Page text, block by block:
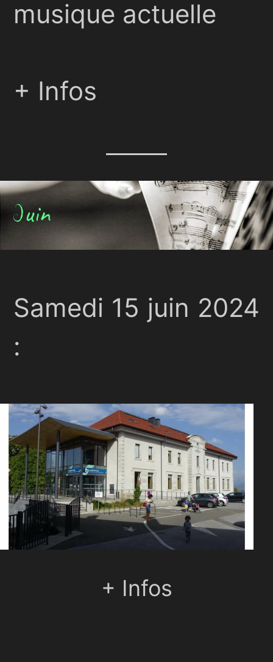
musique actuelle
+ Infos
Juin
Samedi 15 juin 2024
:
+ Infos